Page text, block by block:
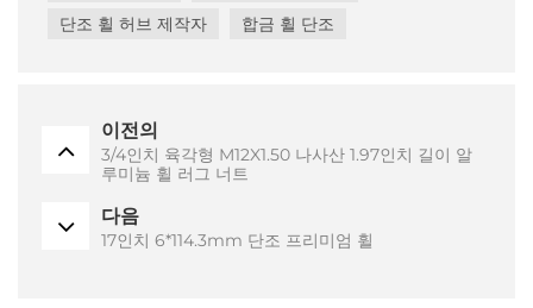
단조 휠 허브 제작자
합금 휠 단조
이전의
3/4인치 육각형 M12X1.50 나사산 1.97인치 길이 알
루미늄 휠 러그 너트
다음
17인치 6*114.3mm 단조 프리미엄 휠